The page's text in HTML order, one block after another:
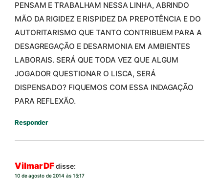
PENSAM E TRABALHAM NESSA LINHA, ABRINDO
MÃO DA RIGIDEZ E RISPIDEZ DA PREPOTÊNCIA E DO
AUTORITARISMO QUE TANTO CONTRIBUEM PARA A
DESAGREGAÇÃO E DESARMONIA EM AMBIENTES
LABORAIS. SERÁ QUE TODA VEZ QUE ALGUM
JOGADOR QUESTIONAR O LISCA, SERÁ
DISPENSADO? FIQUEMOS COM ESSA INDAGAÇÃO
PARA REFLEXÃO.
Responder
Vilmar DFdisse:
10 de agosto de 2014 às 15:17